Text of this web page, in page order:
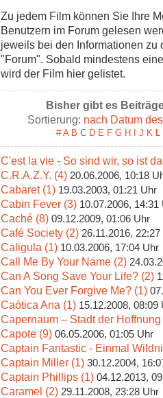
Zu jedem Film können Sie Ihre
Benutzern im Forum gelesen
jeweils bei den Informationen zu
"Forum". Sobald mindestens
wird der Film hier gelistet.
Bisher gibt es
Sortierung: nach Datum
# A B C D E F G H I J K L
C'est la vie - So sind wir, so ist
C.R.A.Z.Y. (4) 20.06.2006, 10:18
Cabaret (1) 19.03.2003, 01:21 Uhr
Cabin Fever (3) 10.07.2006, 14:31
Caché (8) 09.12.2009, 01:06 Uhr
Café Society (2) 26.11.2016, 22:27
Caligula (1) 10.03.2006, 17:04 Uhr
Call Me By Your Name (2)
Can A Song Save Your Life? (2)
Can You Ever Forgive Me? (1)
Caótica Ana (1) 15.12.2008, 08:09
Capernaum – Stadt der Hoffnung
Capote (9) 06.05.2006, 01:05 Uhr
Captain Fantastic - Einmal
Captain Miller (1) 30.12.2004,
Captain Phillips (1) 04.12.2013,
Caramel (2) 29.11.2008, 23:28 Uhr